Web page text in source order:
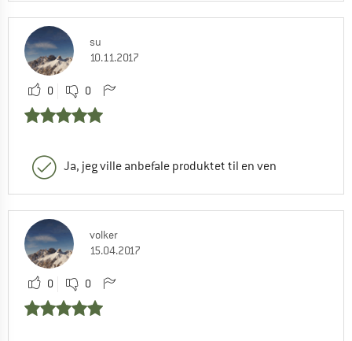
su
10.11.2017
0 0
Ja, jeg ville anbefale produktet til en ven
volker
15.04.2017
0 0